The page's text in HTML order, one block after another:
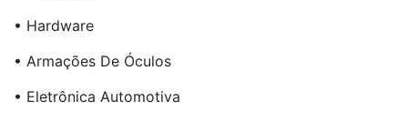
• Hardware
• Armações De Óculos
• Eletrônica Automotiva